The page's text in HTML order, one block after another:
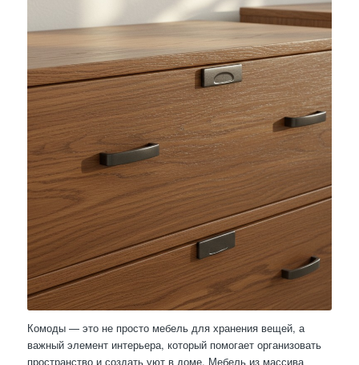
Комоды — это не просто мебель для хранения вещей, а
важный элемент интерьера, который помогает организовать
пространство и создать уют в доме. Мебель из массива